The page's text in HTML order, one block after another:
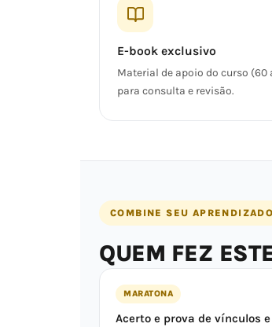
E-book exclusivo
Material de apoio do curso (60
para consulta e revisão.
COMBINE SEU APRENDIZADO
QUEM FEZ
MARATONA
Acerto e prova de vínculos